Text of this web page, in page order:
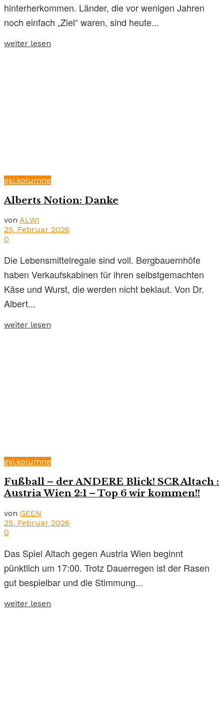
hinterherkommen. Länder, die vor wenigen Jahren
noch einfach „Ziel“ waren, sind heute...
weiter lesen
gsi.kolumne
Alberts Notion: Danke
von ALWI
25. Februar 2026
0
Die Lebensmittelregale sind voll. Bergbauernhöfe
haben Verkaufskabinen für ihren selbstgemachten
Käse und Wurst, die werden nicht beklaut. Von Dr.
Albert...
weiter lesen
gsi.kolumne
Fußball – der ANDERE Blick! SCR Altach :
Austria Wien 2:1 – Top 6 wir kommen!!
von GEEN
25. Februar 2026
0
Das Spiel Altach gegen Austria Wien beginnt
pünktlich um 17:00. Trotz Dauerregen ist der Rasen
gut bespielbar und die Stimmung...
weiter lesen